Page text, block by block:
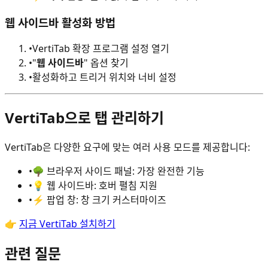
웹 사이드바 활성화 방법
•VertiTab 확장 프로그램 설정 열기
•"웹 사이드바" 옵션 찾기
•활성화하고 트리거 위치와 너비 설정
VertiTab으로 탭 관리하기
VertiTab은 다양한 요구에 맞는 여러 사용 모드를 제공합니다:
•🌳 브라우저 사이드 패널: 가장 완전한 기능
• 💡 웹 사이드바: 호버 펼침 지원
•⚡ 팝업 창: 창 크기 커스터마이즈
👉 지금 VertiTab 설치하기
관련 질문